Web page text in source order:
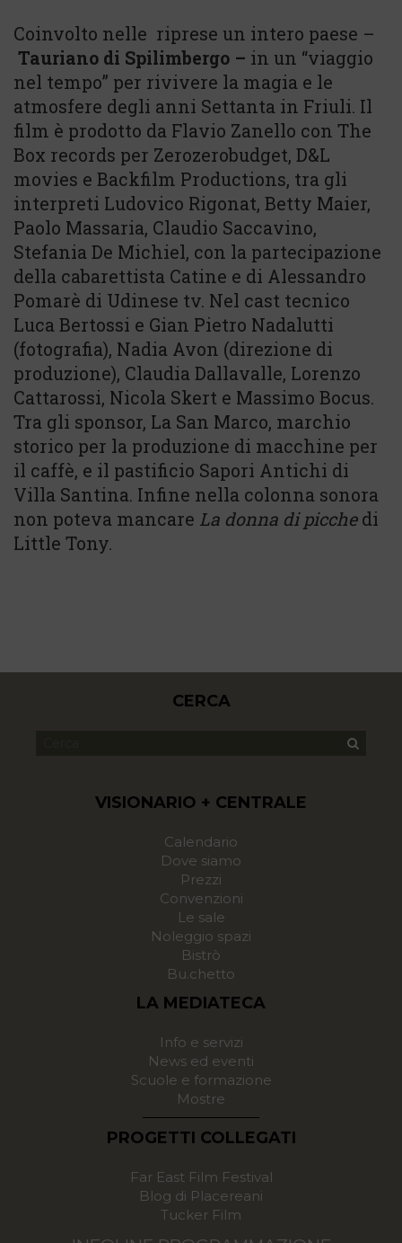
Coinvolto nelle riprese un intero paese –
Tauriano di Spilimbergo – in un “viaggio
nel tempo” per rivivere la magia e le
atmosfere degli anni Settanta in Friuli. Il
film è prodotto da Flavio Zanello con The
Box records per Zerozerobudget, D&L
movies e Backfilm Productions, tra gli
interpreti Ludovico Rigonat, Betty Maier,
Paolo Massaria, Claudio Saccavino,
Stefania De Michiel, con la partecipazione
della cabarettista Catine e di Alessandro
Pomarè di Udinese tv. Nel cast tecnico
Luca Bertossi e Gian Pietro Nadalutti
(fotografia), Nadia Avon (direzione di
produzione), Claudia Dallavalle, Lorenzo
Cattarossi, Nicola Skert e Massimo Bocus.
Tra gli sponsor, La San Marco, marchio
storico per la produzione di macchine per
il caffè, e il pastificio Sapori Antichi di
Villa Santina. Infine nella colonna sonora
non poteva mancare La donna di picchedi
Little Tony.
CERCA
VISIONARIO + CENTRALE
Calendario
Dove siamo
Prezzi
Convenzioni
Le sale
Noleggio spazi
Bistrò
Bu.chetto
LA MEDIATECA
Info e servizi
News ed eventi
Scuole e formazione
Mostre
PROGETTI COLLEGATI
Far East Film Festival
Blog di Placereani
Tucker Film